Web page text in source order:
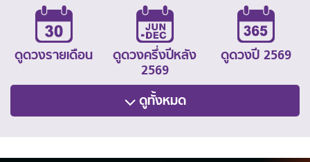
ดูดวงรายเดือน
ดูดวงครึ่งปีหลัง
2569
ดูดวงปี 2569
ดูทั้งหมด